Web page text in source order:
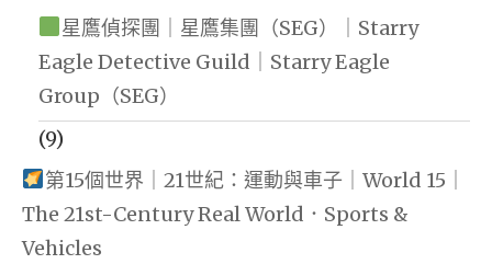
星鷹偵探團｜星鷹集團（SEG）｜Starry
Eagle Detective Guild｜Starry Eagle
Group（SEG）
(9)
第15個世界｜21世紀：運動與車子｜World 15｜
The 21st-Century Real World．Sports &
Vehicles